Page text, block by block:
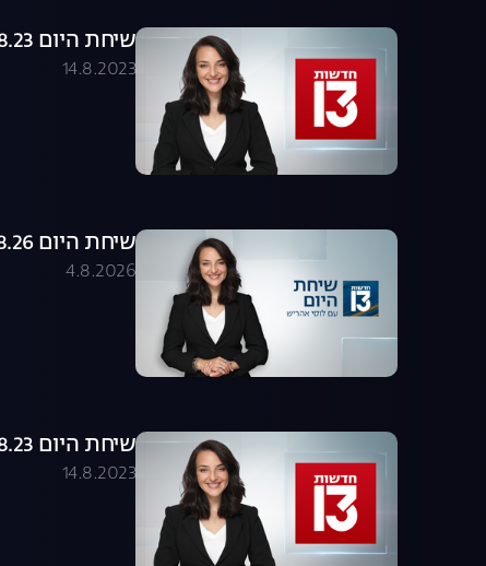
שיחת היום 13.08.23 - התכנית המלאה
14.8.2023
שיחת היום 04.08.26 - התכנית המלאה
4.8.2026
שיחת היום 14.08.23 - התכנית המלאה
14.8.2023